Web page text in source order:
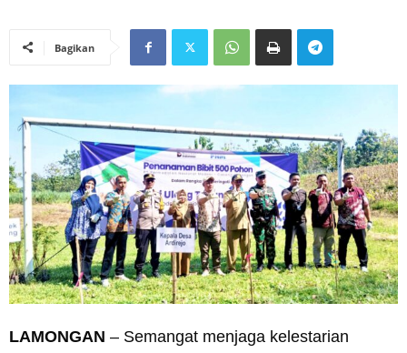
Bagikan
LAMONGAN – Semangat menjaga kelestarian